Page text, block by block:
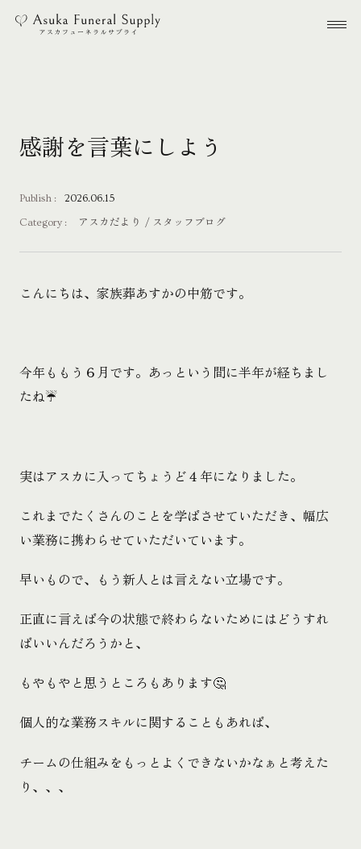
メ
感謝を言葉にしよう
Publish : 2026.06.15
Category : アスカだより スタッフブログ
こんにちは、家族葬あすかの中筋です。
今年ももう６月です。あっという間に半年が経ちまし
たね☔
実はアスカに入ってちょうど４年になりました。
これまでたくさんのことを学ばさせていただき、幅広
い業務に携わらせていただいています。
早いもので、もう新人とは言えない立場です。
正直に言えば今の状態で終わらないためにはどうすれ
ばいいんだろうかと、
もやもやと思うところもあります🤔
個人的な業務スキルに関することもあれば、
チームの仕組みをもっとよくできないかなぁと考えた
り、、、